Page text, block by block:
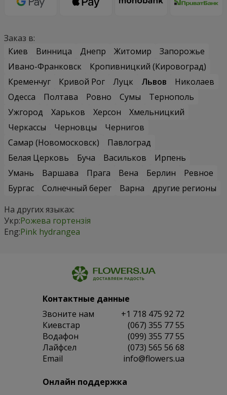
Заказ в:
Киев
Винница Днепр Житомир
Запорожье
Ивано-Франковск
Кропивницкий (Кировоград)
Кременчуг
Кривой Рог Луцк Львов
Николаев
Одесса
Полтава Ровно Сумы
Тернополь
Ужгород
Харьков Херсон
Хмельницкий
Черкассы
Черновцы
Чернигов
Самар (Новомосковск)
Павлоград
Белая Церковь
Буча Васильков
Ирпень
Умань
Варшава Прага Вена Берлин
Ревное
Бургас
Солнечный берег Варна
другие регионы
На других языках:
Укр:Рожева гортензія
Eng:Pink hydrangea
Контактные данные
Звоните нам
+1 718 475 92 72
Киевстар
(067) 355 77 55
Водафон
(099) 355 77 55
Лайфсел
(073) 565 56 68
Email
info@flowers.ua
Онлайн поддержка